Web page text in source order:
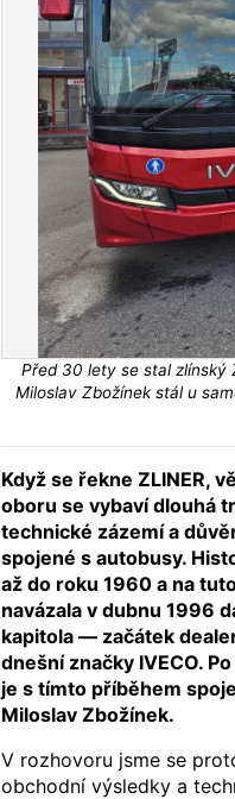
Před 30 lety se stal zlínský
Miloslav Zbožínek stál u
Když se řekne ZLINER,
oboru se vybaví dlouhá
technické zázemí a
spojené s autobusy.
až do roku 1960 a na
navázala v dubnu 1996
kapitola — začátek
dnešní značky IVECO.
je s tímto příběhem
Miloslav Zbožínek.
V rozhovoru jsme se
obchodní výsledky a